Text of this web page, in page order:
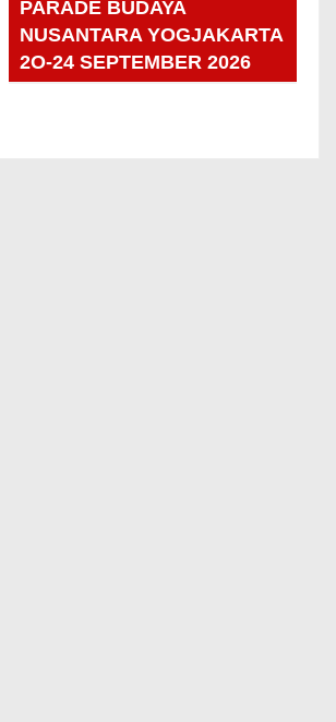
PARADE BUDAYA
NUSANTARA YOGJAKARTA
2O-24 SEPTEMBER 2026